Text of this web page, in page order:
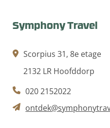
Symphony Travel
Scorpius 31, 8e etage
2132 LR Hoofddorp
020 2152022